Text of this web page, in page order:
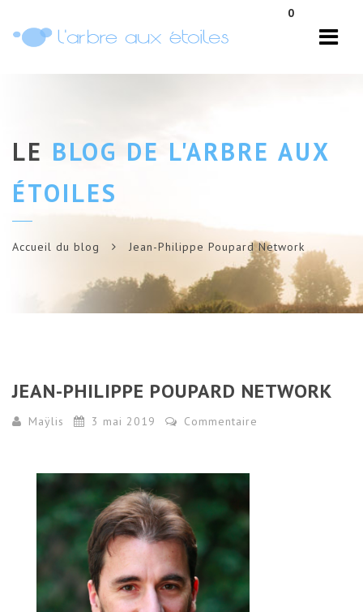
0
LE BLOG DE L'ARBRE AUX
ÉTOILES
Accueil du blog Jean-Philippe Poupard Network
JEAN-PHILIPPE POUPARD NETWORK
Maÿlis 3 mai 2019 Commentaire